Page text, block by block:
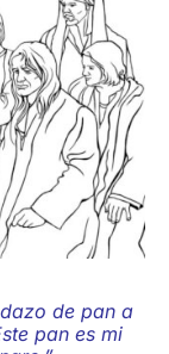
de pan a
pan es mi